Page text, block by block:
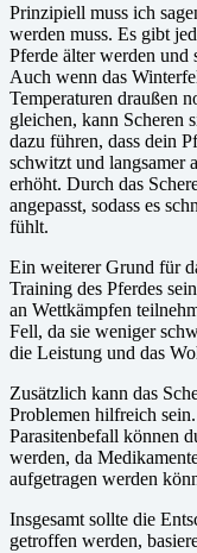
Prinzipiell muss ich
werden muss. Es gibt
Pferde älter werden und
Auch wenn das
Temperaturen draußen
gleichen, kann Scheren
dazu führen, dass dein
schwitzt und langsamer
erhöht. Durch das
angepasst, sodass es
fühlt.
Ein weiterer Grund für
Training des Pferdes
an Wettkämpfen
Fell, da sie weniger
die Leistung und das
Zusätzlich kann das
Problemen hilfreich
Parasitenbefall können
werden, da
aufgetragen werden
Insgesamt sollte die
getroffen werden,